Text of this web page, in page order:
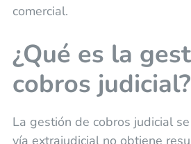
comercial.
¿Qué es la
cobros judicial?
La gestión de cobros judicial